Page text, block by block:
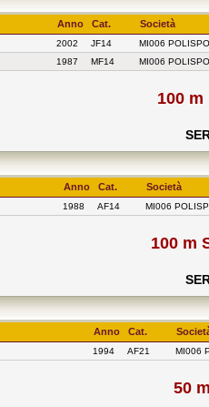
Anno Cat. Società
2002 JF14
MI006
1987 MF14 MI006
100 m
Anno Cat. Società
1988 AF14 MI006
100 m
Anno Cat.
1994 AF21 MI006
50